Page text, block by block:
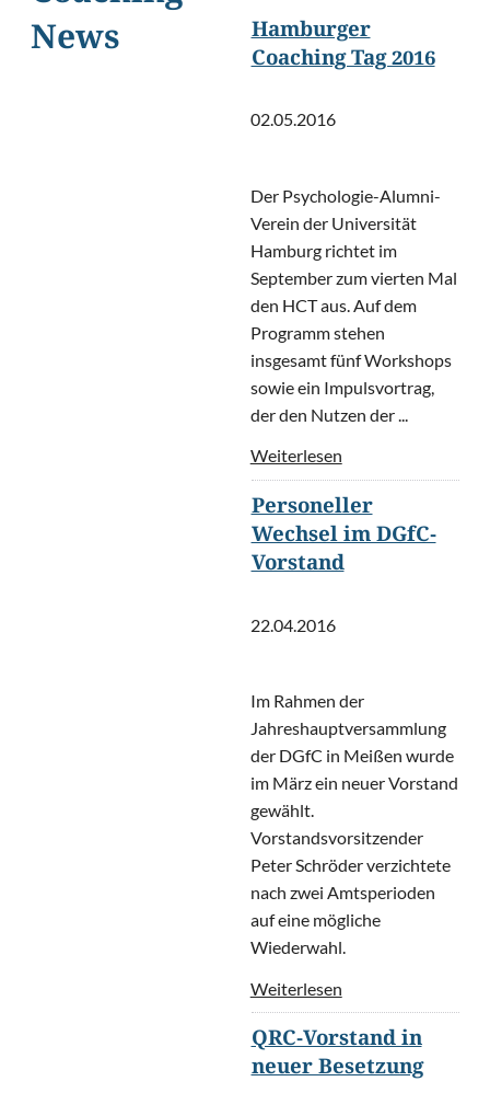
News
Hamburger
Coaching Tag 2016
02.05.2016
Der Psychologie-Alumni-
Verein der Universität
Hamburg richtet im
September zum vierten Mal
den HCT aus. Auf dem
Programm stehen
insgesamt fünf Workshops
sowie ein Impulsvortrag,
der den Nutzen der ...
Weiterlesen
Personeller
Wechsel im DGfC-
Vorstand
22.04.2016
Im Rahmen der
Jahreshauptversammlung
der DGfC in Meißen wurde
im März ein neuer Vorstand
gewählt.
Vorstandsvorsitzender
Peter Schröder verzichtete
nach zwei Amtsperioden
auf eine mögliche
Wiederwahl.
Weiterlesen
QRC-Vorstand in
neuer Besetzung